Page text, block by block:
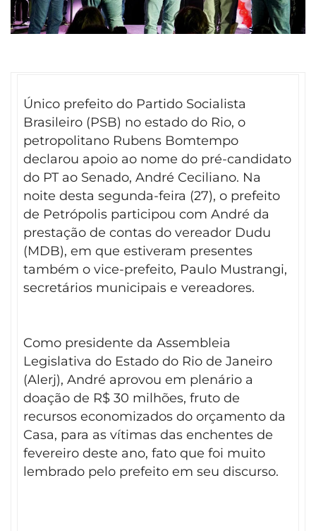
Único prefeito do Partido Socialista
Brasileiro (PSB) no estado do Rio, o
petropolitano Rubens Bomtempo
declarou apoio ao nome do pré-candidato
do PT ao Senado, André Ceciliano. Na
noite desta segunda-feira (27), o prefeito
de Petrópolis participou com André da
prestação de contas do vereador Dudu
(MDB), em que estiveram presentes
também o vice-prefeito, Paulo Mustrangi,
secretários municipais e vereadores.
Como presidente da Assembleia
Legislativa do Estado do Rio de Janeiro
(Alerj), André aprovou em plenário a
doação de R$ 30 milhões, fruto de
recursos economizados do orçamento da
Casa, para as vítimas das enchentes de
fevereiro deste ano, fato que foi muito
lembrado pelo prefeito em seu discurso.